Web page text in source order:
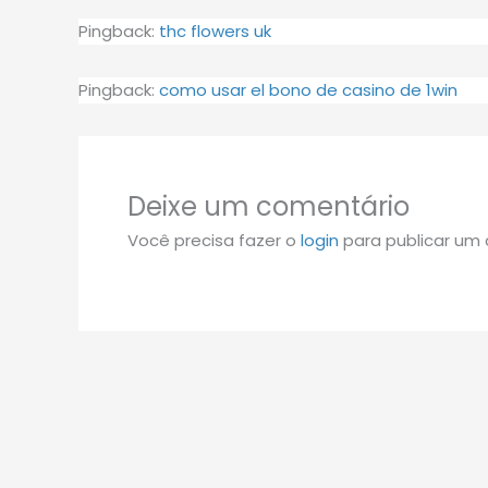
Pingback: thc flowers uk
Pingback: como usar el bono de casino de 1win
Deixe um comentário
Você precisa fazer o login para publicar um